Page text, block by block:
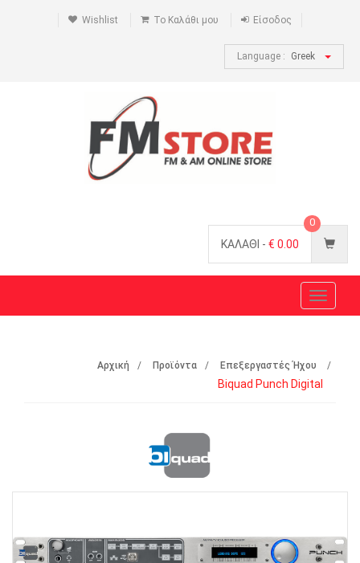
Wishlist Το Καλάθι μου Είσοδος
Language : Greek
ΚΑΛΑΘΙ - € 0.00
0
Toggle
Αρχική Προϊόντα Επεξεργαστές Ήχου
Biquad Punch Digital